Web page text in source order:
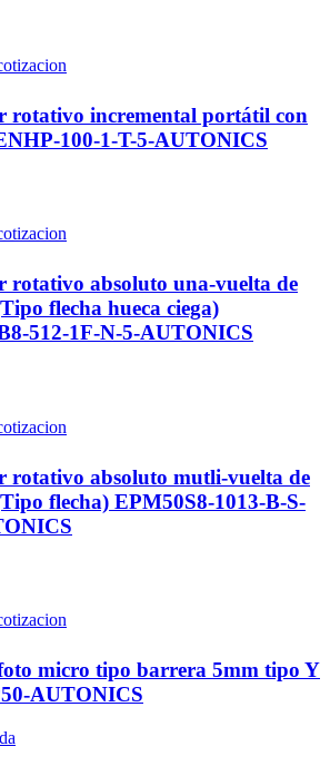
rotativo incremental portátil con
100-1-T-5-AUTONICS
rotativo absoluto una-vuelta de
flecha hueca ciega)
512-1F-N-5-AUTONICS
rotativo absoluto mutli-vuelta de
flecha) EPM50S8-1013-B-S-
micro tipo barrera 5mm tipo Y
AUTONICS